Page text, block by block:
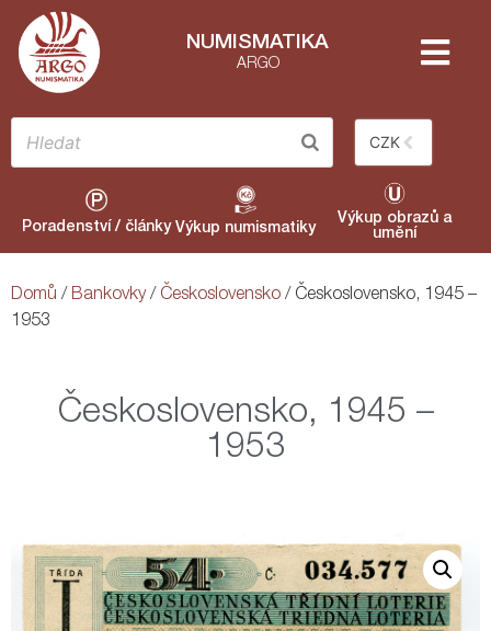
NUMISMATIKA
ARGO
CZK
Poradenství / články Výkup numismatiky
Výkup obrazů a
umění
Domů / Bankovky/ Československo / Československo, 1945 –
1953
Československo, 1945 –
1953